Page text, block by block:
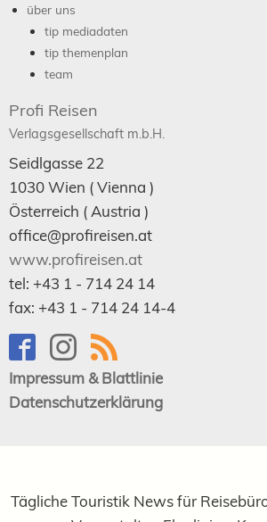
über uns
tip mediadaten
tip themenplan
team
Profi Reisen
Verlagsgesellschaft m.b.H.
Seidlgasse 22
1030Wien ( Vienna )
Österreich ( Austria )
office@profireisen.at
www.profireisen.at
tel: +43 1 - 714 24 14
fax: +43 1 - 714 24 14-4
Impressum & Blattlinie
Datenschutzerklärung
Tägliche Touristik News für